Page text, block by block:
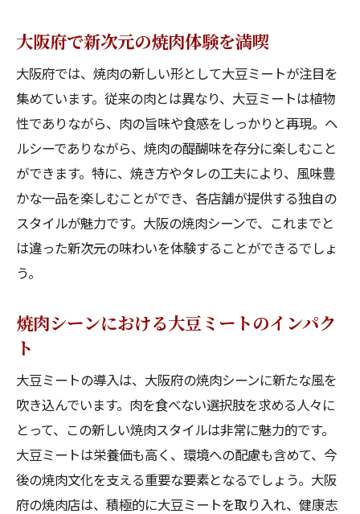
大阪府で新次元の焼肉体験を満喫
大阪府では、焼肉の新しい形として大豆ミートが注目を
集めています。従来の肉とは異なり、大豆ミートは植物
性でありながら、肉の旨味や食感をしっかりと再現。ヘ
ルシーでありながら、焼肉の醍醐味を存分に楽しむこと
ができます。特に、焼き方やタレの工夫により、風味豊
かな一品を楽しむことができ、各店舗が提供する独自の
スタイルが魅力です。大阪の焼肉シーンで、これまでと
は違った新次元の味わいを体験することができるでしょ
う。
焼肉シーンにおける大豆ミートのインパク
ト
大豆ミートの導入は、大阪府の焼肉シーンに新たな風を
吹き込んでいます。肉を食べない選択肢を求める人々に
とって、この新しい焼肉スタイルは非常に魅力的です。
大豆ミートは栄養価も高く、環境への配慮も含めて、今
後の焼肉文化を支える重要な要素となるでしょう。大阪
府の焼肉店は、積極的に大豆ミートを取り入れ、健康志